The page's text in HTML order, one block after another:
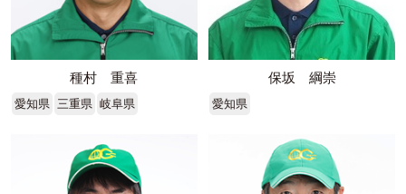
種村 重喜
愛知県 三重県 岐阜県
保坂 綱崇
愛知県